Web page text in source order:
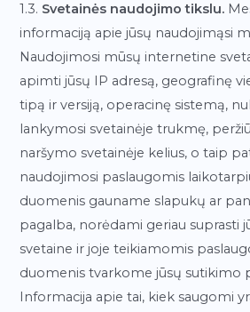
1.3. Svetainės naudojimo tikslu.
informaciją apie jūsų naudojimąsi
Naudojimosi mūsų internetine
apimti jūsų IP adresą, geografinę
tipą ir versiją, operacinę sistemą,
lankymosi svetainėje trukmę,
naršymo svetainėje kelius, o taip
naudojimosi paslaugomis
duomenis gauname slapukų ar
pagalba, norėdami geriau suprasti
svetaine ir joje teikiamomis
duomenis tvarkome jūsų sutikimo
Informacija apie tai, kiek saugomi